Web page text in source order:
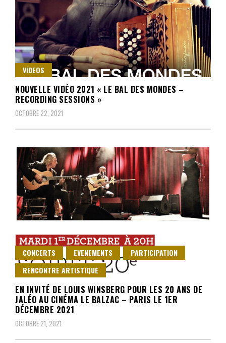
VIDEOS
NOUVELLE VIDÉO 2021 « LE BAL DES MONDES –
RECORDING SESSIONS »
OCTOBRE 22, 2021
CONCERTS EVENEMENTS
PARTICIPATION
RENCONTRE ARTISTIQUE
EN INVITÉ DE LOUIS WINSBERG POUR LES 20 ANS DE
JALÉO AU CINÉMA LE BALZAC – PARIS LE 1ER
DÉCEMBRE 2021
OCTOBRE 21, 2021